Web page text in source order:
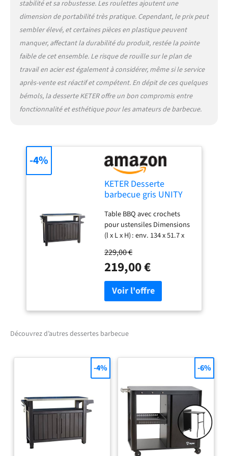
stabilité et sa robustesse. Les roulettes ajoutent une
dimension de portabilité très pratique. Cependant, le prix peut
sembler élevé, et certaines pièces en plastique peuvent
manquer, affectant la durabilité du produit, restée la pointe
faible de cet ensemble. Le risque de rouille sur le plan de
travail en acier est également à considérer, même si le service
après-vente est réactif et compétent. En dépit de ces quelques
bémols, la desserte KETER offre un bon compromis entre
fonctionnalité et esthétique pour les amateurs de barbecue.
KETER Desserte
barbecue gris UNITY
51.7 x 89.6 cm
Table BBQ avec crochets
pour ustensiles Dimensions
(l x L x H) : env. 134 x 51.7 x
inox Offre beaucoup
d'espace de rangement En
polypropylène haute qualité
résistant aux UV et aux
intempéries (plastique)
229,00 €
219,00 €
-4%
Découvrez d’autres dessertes barbecue
-4% -6%